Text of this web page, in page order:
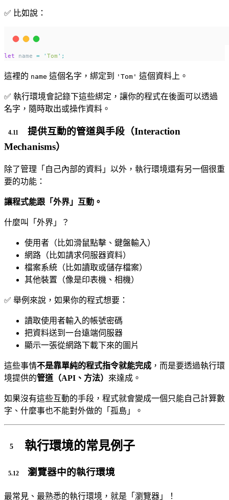
✅ 比如說：
let name = ' Tom ' ;
這裡的 name 這個名字，綁定到 'Tom' 這個資料上。
✅ 執行環境會記錄下這些綁定，讓你的程式在後面可以透過
名字，隨時取出或操作資料。
提供互動的管道與手段（Interaction
Mechanisms）
除了管理「自己內部的資料」以外，執行環境還有另一個很重
要的功能：
讓程式能跟「外界」互動。
什麼叫「外界」？
使用者（比如滑鼠點擊、鍵盤輸入）
網路（比如請求伺服器資料）
檔案系統（比如讀取或儲存檔案）
其他裝置（像是印表機、相機）
✅ 舉例來說，如果你的程式想要：
讀取使用者輸入的帳號密碼
把資料送到一台遠端伺服器
顯示一張從網路下載下來的圖片
這些事情不是靠單純的程式指令就能完成 ，而是要透過執行環
境提供的管道（API、方法） 來達成。
如果沒有這些互動的手段，程式就會變成一個只能自己計算數
字、什麼事也不能對外做的「孤島」。
執行環境的常見例子
瀏覽器中的執行環境
最常見、最熟悉的執行環境，就是「瀏覽器」！